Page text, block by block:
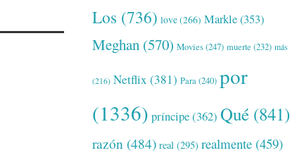
Los (736) love(266) Markle(353)
Meghan (570) Movies(247) muerte (232) más
(216) Netflix (381) Para(240) por
(1336) príncipe(362) Qué (841)
razón (484) real (295) realmente (459)